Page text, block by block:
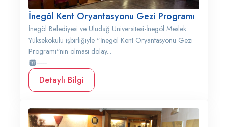
İnegöl Kent Oryantasyonu Gezi Programı
İnegöl Belediyesi ve Uludağ Üniversitesi-İnegöl Meslek
Yüksekokulu işbirliğiyle "İnegöl Kent Oryantasyonu Gezi
Programı"nın olması dolay...
-----
Detaylı Bilgi